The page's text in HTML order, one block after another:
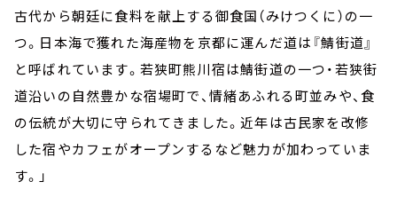
古代から朝廷に食料を献上する御食国（みけつくに）の一
つ。日本海で獲れた海産物を京都に運んだ道は『鯖街道』
と呼ばれています。若狭町熊川宿は鯖街道の一つ・若狭街
道沿いの自然豊かな宿場町で、情緒あふれる町並みや、食
の伝統が大切に守られてきました。近年は古民家を改修
した宿やカフェがオープンするなど魅力が加わっていま
す。」